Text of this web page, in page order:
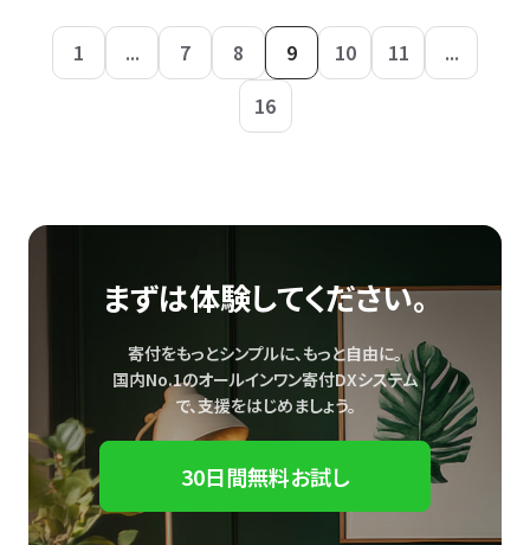
1 ... 7 8 9 10 11
...
16
まずは体験してください。
寄付をもっとシンプルに、もっと自由に。
国内No.1のオールインワン寄付DXシステム
で、支援をはじめましょう。
30日間無料お試し